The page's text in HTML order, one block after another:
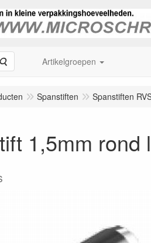
Zoeken Artikelgroepen
Spanstiften Spanstiften
1,5mm rond